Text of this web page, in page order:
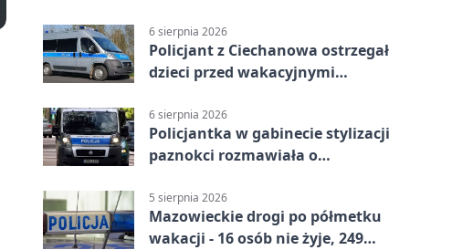
6 sierpnia 2026
Policjant z Ciechanowa ostrzegał
dzieci przed wakacyjnymi
6 sierpnia 2026
Policjantka w gabinecie stylizacji
paznokci rozmawiała o
5 sierpnia 2026
Mazowieckie drogi po półmetku
wakacji - 16 osób nie żyje, 249